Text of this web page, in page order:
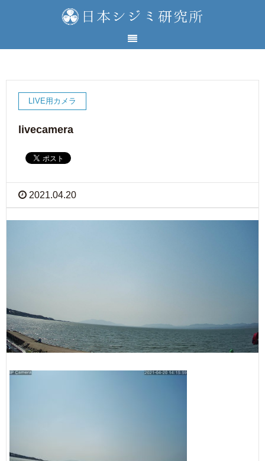
LIVE用カメラ
livecamera
2021.04.20